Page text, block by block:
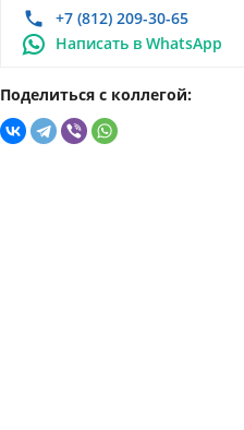
+7 (812) 209-30-65
Написать в WhatsApp
Поделиться с коллегой: